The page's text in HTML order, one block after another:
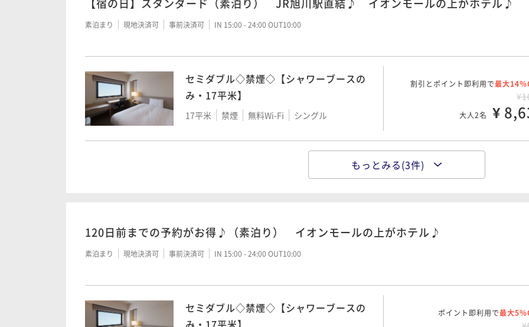
【宿の日】スタンダード（素泊り） JR旭川駅直結♪ イオンモールの上がホテル♪
素泊まり 現地決済可 事前決済可 IN 15:00 - 24:00 OUT10:00
セミダブル◇禁煙◇【シャワーブースの
み・17平米】
17平米 禁煙 無料Wi-Fi シングル
割引とポイント即利用で最大14％
大人2名 ¥
エコノミーツイン◇禁煙◇【シャワーブ
割引とポイント即利用で
ツイン◇禁煙◇【24平米】
大人2名 ¥
もっとみる(3件)
120日前までの予約がお得♪（素泊り） イオンモールの上がホテル♪
素泊まり 現地決済可 事前決済可 IN 15:00 - 24:00 OUT10:00
セミダブル◇禁煙◇【シャワーブースの
み・17平米】
ポイント即利用で最大5％